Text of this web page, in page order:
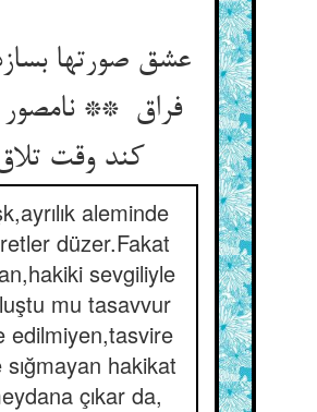
عشق صورتها
فراق ** نامصور
aleminde
düzer.Fakat
sevgiliyle
mu tasavvur
edilmiyen,tasvire
sığmayan hakikat
çıkar da,